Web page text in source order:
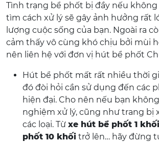
Tình trạng bể phốt bị đầy nếu
tìm cách xử lý sẽ gây ảnh hưởng rất
lượng cuộc sống của bạn. Ngoài ra
cảm thấy vô cùng khó chịu bởi mùi
nên liên hệ với đơn vị hút bể phốt
Hút bể phốt mất rất nhiều thời
đó đòi hỏi cần sử dụng đến các
hiện đại. Cho nên nếu bạn
nghiệm xử lý, cũng như trang bị
các loại. Từ xe hút bể phốt 1 khối
phốt 10 khối trở lên… hãy đừng